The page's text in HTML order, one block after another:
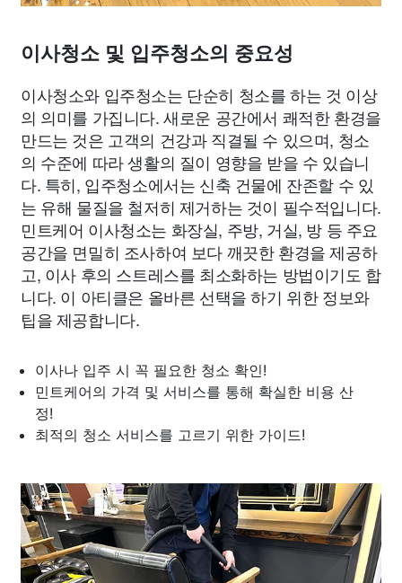
이사청소 및 입주청소의 중요성
이사청소와 입주청소는 단순히 청소를 하는 것 이상
의 의미를 가집니다. 새로운 공간에서 쾌적한 환경을
만드는 것은 고객의 건강과 직결될 수 있으며, 청소
의 수준에 따라 생활의 질이 영향을 받을 수 있습니
다. 특히, 입주청소에서는 신축 건물에 잔존할 수 있
는 유해 물질을 철저히 제거하는 것이 필수적입니다.
민트케어 이사청소는 화장실, 주방, 거실, 방 등 주요
공간을 면밀히 조사하여 보다 깨끗한 환경을 제공하
고, 이사 후의 스트레스를 최소화하는 방법이기도 합
니다. 이 아티클은 올바른 선택을 하기 위한 정보와
팁을 제공합니다.
이사나 입주 시 꼭 필요한 청소 확인!
민트케어의 가격 및 서비스를 통해 확실한 비용 산
정!
최적의 청소 서비스를 고르기 위한 가이드!